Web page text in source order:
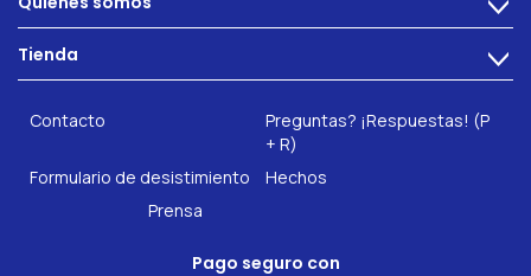
Problemas intestinales
Salud intestinal
>
Tecnología
Tienda >
INTEST.pro
Nuestros complementos alimenticios
Contacto
Preguntas? ¡Respuestas! (P
+ R)
Formulario de desistimiento
Hechos
Prensa
Pago seguro con